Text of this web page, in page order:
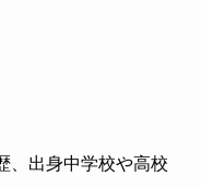
、出身中学校や高校